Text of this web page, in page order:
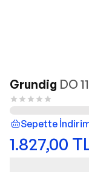
Grundig DO
Sepette
1.827,00